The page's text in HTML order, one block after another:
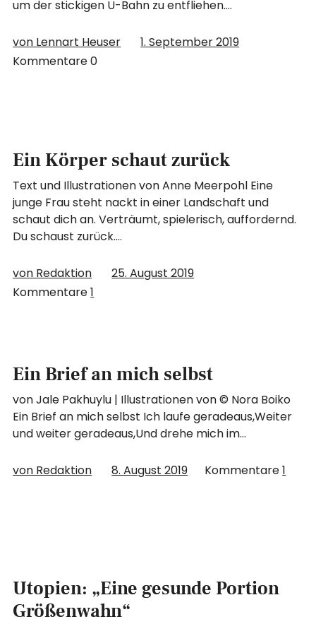
um der stickigen U-Bahn zu entfliehen.…
von Lennart Heuser
1. September 2019
Kommentare0
Ein Körper schaut zurück
Text und Illustrationen von Anne Meerpohl Eine
junge Frau steht nackt in einer Landschaft und
schaut dich an. Verträumt, spielerisch, auffordernd.
Du schaust zurück.…
von Redaktion
25. August 2019
Kommentare1
Ein Brief an mich selbst
von Jale Pakhuylu | Illustrationen von © Nora Boiko
Ein Brief an mich selbst Ich laufe geradeaus,Weiter
und weiter geradeaus,Und drehe mich im…
von Redaktion 8. August 2019 Kommentare1
Utopien: „Eine gesunde Portion
Größenwahn“